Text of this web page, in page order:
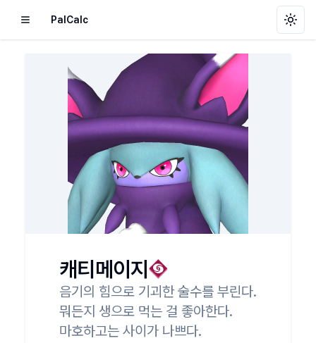
PalCalc
캐티메이지
음기의 힘으로 기괴한 술수를 부린다.
뭐든지 생으로 먹는 걸 좋아한다.
마호하고는 사이가 나쁘다.